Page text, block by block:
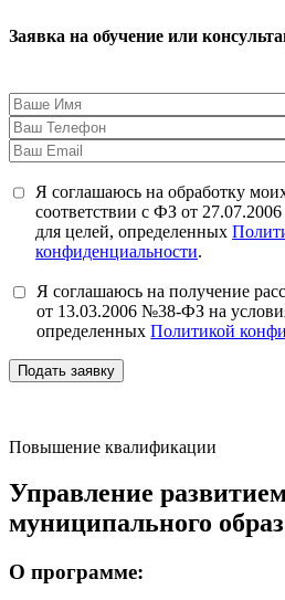
Заявка на обучение или
Я соглашаюсь на обработку
соответствии с ФЗ от
для целей, определенных
конфиденциальности.
Я соглашаюсь на получение
от 13.03.2006 №38-ФЗ на
определенныхПолитикой
Подать заявку
Повышение квалификации
Управление
муниципального
О программе: